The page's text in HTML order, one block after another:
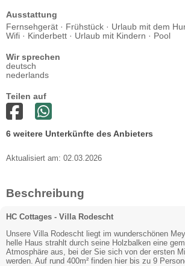
Ausstattung
Fernsehgerät · Frühstück · Urlaub mit dem
Wifi · Kinderbett · Urlaub mit Kindern · Pool
Wir sprechen
deutsch
nederlands
Teilen auf
6 weitere Unterkünfte des Anbieters
Aktualisiert am: 02.03.2026
Beschreibung
HC Cottages - Villa Rodescht
Unsere Villa Rodescht liegt im wunderschönen
helle Haus strahlt durch seine Holzbalken eine
Atmosphäre aus, bei der Sie sich von der ersten
werden. Auf rund 400m² finden hier bis zu 9